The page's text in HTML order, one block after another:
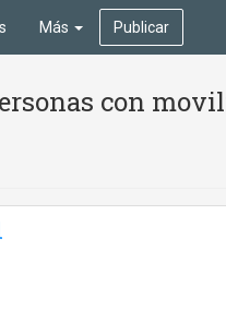
Más Publicar
con